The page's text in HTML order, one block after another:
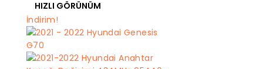
HIZLI GÖRÜNÜM
İndirim!